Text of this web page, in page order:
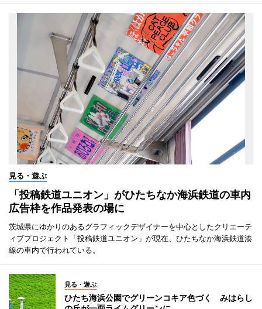
見る・遊ぶ
「投稿鉄道ユニオン」がひたちなか海浜鉄道の車内
広告枠を作品発表の場に
茨城県にゆかりのあるグラフィックデザイナーを中心としたクリエーテ
ィブプロジェクト「投稿鉄道ユニオン」が現在、ひたちなか海浜鉄道湊
線の車内で行われている。
見る・遊ぶ
ひたち海浜公園でグリーンコキア色づく みはらし